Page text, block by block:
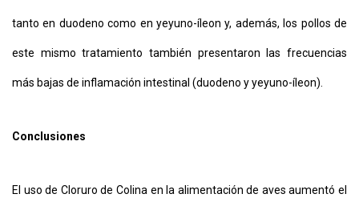
tanto en duodeno como en yeyuno-íleon y, además, los pollos de
este mismo tratamiento también presentaron las frecuencias
más bajas de inflamación intestinal (duodeno y yeyuno-íleon).
Conclusiones
El uso de Cloruro de Colina en la alimentación de aves aumentó el